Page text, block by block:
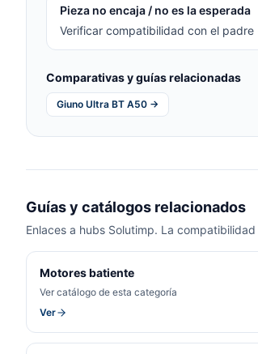
Pieza no encaja / no es la esperada
Verificar compatibilidad con el
Comparativas y guías relacionadas
Giuno Ultra BT A50 →
Guías y catálogos relacionados
Enlaces a hubs Solutimp. La
Motores batiente
Ver catálogo de esta categoría
Ver